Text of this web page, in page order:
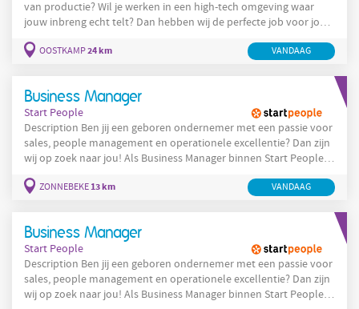
van productie? Wil je werken in een high-tech omgeving waar
jouw inbreng echt telt? Dan hebben wij de perfecte job voor jou!
dat alles soepel verloopt. Monitoren: Houd het productieproces
OOSTKAMP24 km VANDAAG
Business Manager
Start People
Description Ben jij een geboren ondernemer met een passie voor
sales, people management en operationele excellentie? Dan zijn
wij op zoek naar jou! Als Business Manager binnen Start People
van onze activiteiten in West-Vlaanderen. Je bent de drijvende
duurzame
ZONNEBEKE13 km VANDAAG
Business Manager
Start People
Description Ben jij een geboren ondernemer met een passie voor
sales, people management en operationele excellentie? Dan zijn
wij op zoek naar jou! Als Business Manager binnen Start People